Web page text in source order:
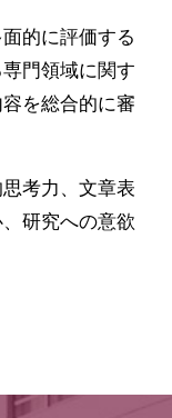
的に評価する
門領域に関す
を総合的に審
考力、文章表
研究への意欲